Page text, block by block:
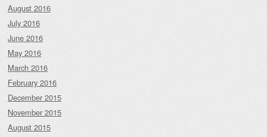
August 2016
July 2016
June 2016
May 2016
March 2016
February 2016
December 2015
November 2015
August 2015